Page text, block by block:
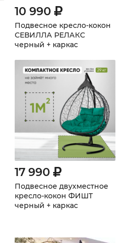
10 990
Подвесное кресло-кокон
СЕВИЛЛА РЕЛАКС
черный + каркас
17 990
Подвесное двухместное
кресло-кокон ФИШТ
черный + каркас